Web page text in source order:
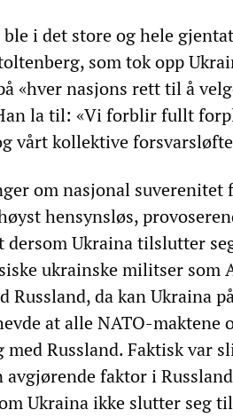
i det store og hele
som tok opp
«hver nasjons rett til å
la til: «Vi forblir fullt
vårt kollektive
om nasjonal suverenitet
hensynsløs,
Ukraina tilslutter
ukrainske militser som
Russland, da kan Ukraina
at alle NATO-maktene
Russland. Faktisk var
faktor i
Ukraina ikke slutter seg